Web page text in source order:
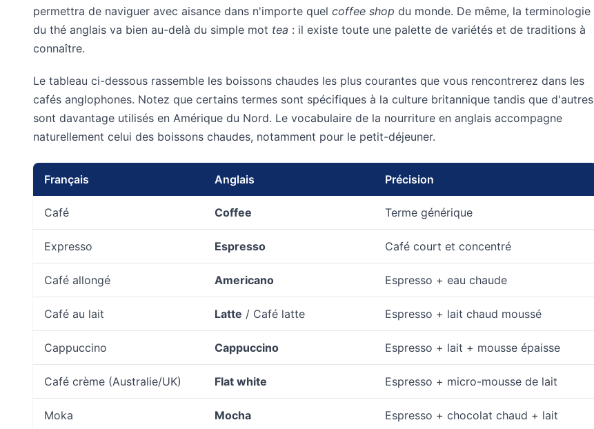
permettra de naviguer avec aisance dans n'importe quel coffee shop du monde. De même, la terminologie
du thé anglais va bien au-delà du simple mot tea : il existe toute une palette de variétés et de traditions à
connaître.
Le tableau ci-dessous rassemble les boissons chaudes les plus courantes que vous rencontrerez dans les
cafés anglophones. Notez que certains termes sont spécifiques à la culture britannique tandis que d'autres
sont davantage utilisés en Amérique du Nord. Le vocabulaire de la nourriture en anglais accompagne
naturellement celui des boissons chaudes, notamment pour le petit-déjeuner.
Français Anglais Précision
Café Coffee Terme générique
Expresso Espresso Café court et concentré
Café allongé Americano Espresso + eau chaude
Café au lait Latte / Café latte Espresso + lait chaud moussé
Cappuccino Cappuccino Espresso + lait + mousse épaisse
Café crème (Australie/UK) Flat white Espresso + micro-mousse de lait
Moka Mocha Espresso + chocolat chaud + lait